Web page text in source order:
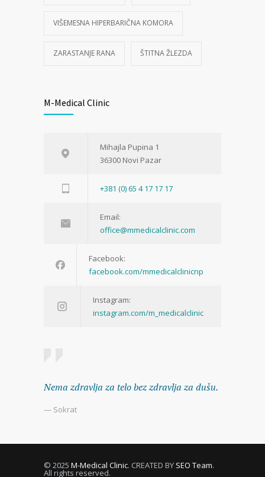
VIŠEMESNA HIPERBARIČNA KOMORA
ZARASTANJE RANA ŠTITNA ŽLEZDA
M-Medical Clinic
Mihajla Pupina 1
36300 Novi Pazar
+381 (0) 65 4 17 17 17
Email:
office@mmedicalclinic.com
Facebook:
facebook.com/mmedicalclinicnp
Instagram:
instagram.com/m_medicalclinic
Nema zdravlja za telo bez zdravlja za dušu.
— Sokrat
© 2025 M-Medical Clinic. CREATED BY SEO Team.
All rights reserved.